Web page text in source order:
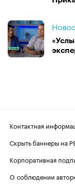
Контактная
Скрыть баннеры на
Корпоративная
О соблюдении